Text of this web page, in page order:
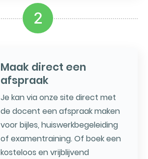
2
Maak direct een
afspraak
Je kan via onze site direct met
de docent een afspraak maken
voor bijles, huiswerkbegeleiding
of examentraining. Of boek een
kosteloos en vrijblijvend